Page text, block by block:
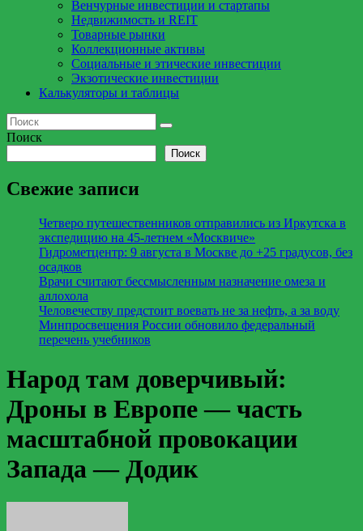
Венчурные инвестиции и стартапы
Недвижимость и REIT
Товарные рынки
Коллекционные активы
Социальные и этические инвестиции
Экзотические инвестиции
Калькуляторы и таблицы
Поиск
Поиск
Свежие записи
Четверо путешественников отправились из Иркутска в
экспедицию на 45-летнем «Москвиче»
Гидрометцентр: 9 августа в Москве до +25 градусов, без
осадков
Врачи считают бессмысленным назначение омеза и
аллохола
Человечеству предстоит воевать не за нефть, а за воду
Минпросвещения России обновило федеральный
перечень учебников
Народ там доверчивый:
Дроны в Европе — часть
масштабной провокации
Запада — Додик